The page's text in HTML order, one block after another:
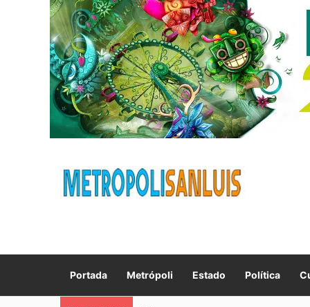
Portada Metrópoli Estado Política